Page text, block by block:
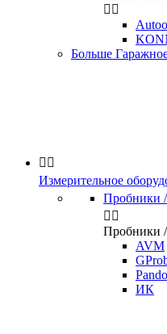
 
Больше
 
Измерительное
Пробники
 
Пробники
AVM
ИК